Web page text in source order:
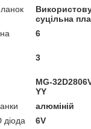
суцільна
6
3
MG-
YY
алюміній
діода
6V